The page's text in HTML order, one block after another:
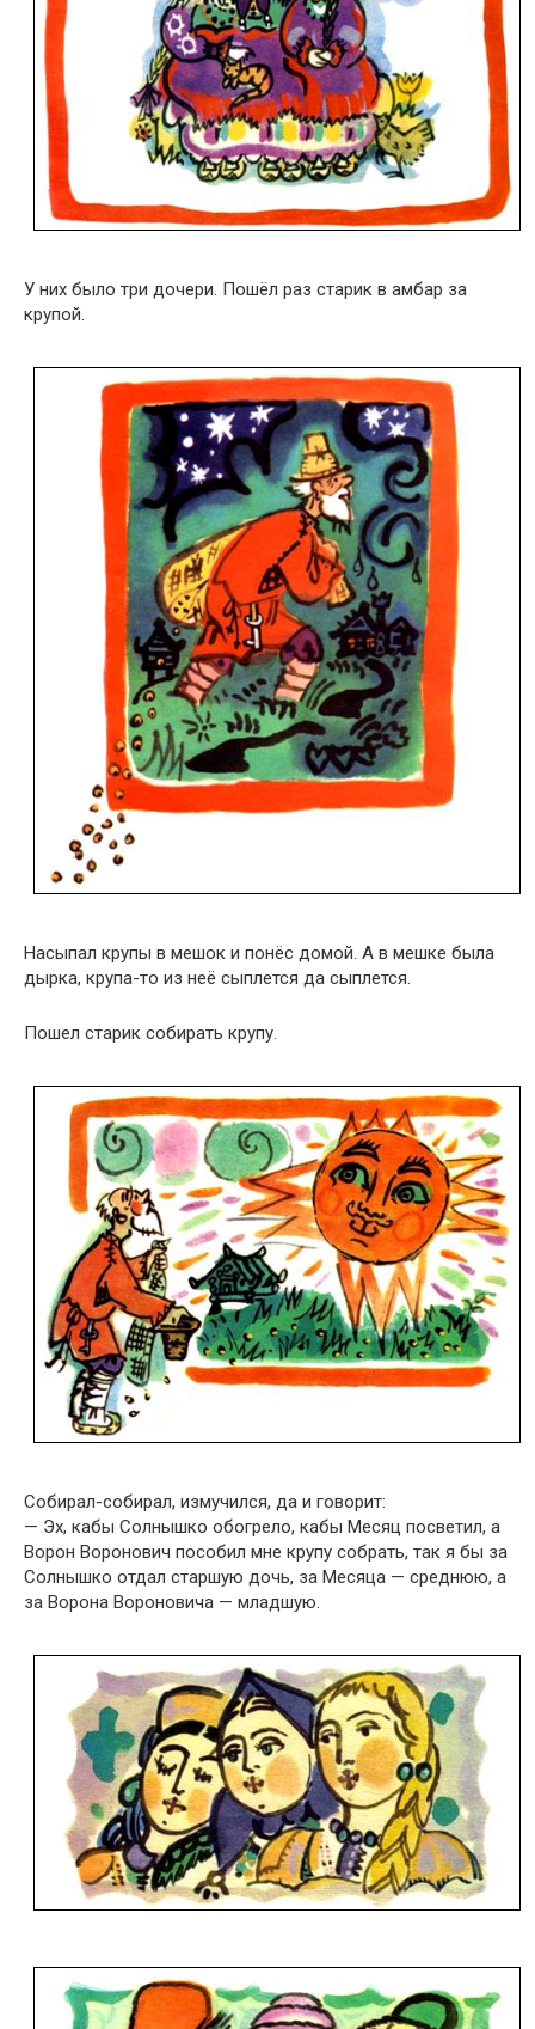
У них было три дочери. Пошёл раз старик в амбар за
крупой.
Насыпал крупы в мешок и понёс домой. А в мешке была
дырка, крупа-то из неё сыплется да сыплется.
Пошел старик собирать крупу.
Собирал-собирал, измучился, да и говорит:
— Эх, кабы Солнышко обогрело, кабы Месяц посветил, а
Ворон Воронович пособил мне крупу собрать, так я бы за
Солнышко отдал старшую дочь, за Месяца — среднюю, а
за Ворона Вороновича — младшую.